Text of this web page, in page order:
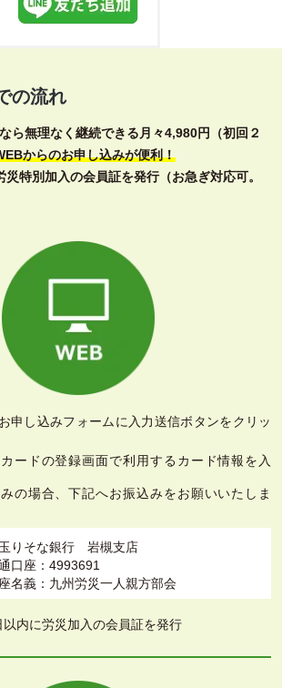
の流れ
ら無理なく継続できる月々4,980円（初回２
からのお申し込みが便利！
災特別加入の会員証を発行（お急ぎ対応可。
申し込みフォームに入力送信ボタンをクリッ
ードの登録画面で利用するカード情報を入
の場合、下記へお振込みをお願いいたしま
りそな銀行 岩槻支店
口座：4993691
名義：九州労災一人親方部会
内に労災加入の会員証を発行